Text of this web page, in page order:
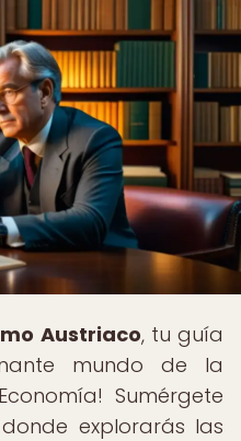
Austriaco, tu guía
mundo de la
Sumérgete
explorarás las